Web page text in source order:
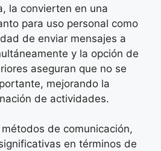
la convierten en una
para uso personal como
de enviar mensajes a
y la opción de
aseguran que no se
mejorando la
de actividades.
de comunicación,
en términos de